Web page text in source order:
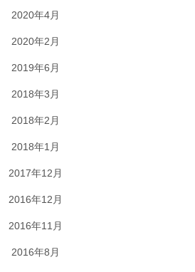
2020年4月
2020年2月
2019年6月
2018年3月
2018年2月
2018年1月
2017年12月
2016年12月
2016年11月
2016年8月